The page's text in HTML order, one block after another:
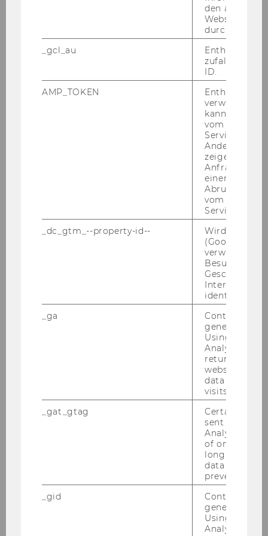
wird.“ Trotz klei­ner Ein­bu­ßen bleibt der Hafen
größ­ten­teils für die Kreuz­fahrt­schif­fe zu­gäng­
„Nicht nur Ve­ne­dig, auch an­de­re Stät­ten des
UNESCO Welt­kul­tur­er­bes, aber auch un­se­re
Natur sind durch der­ar­ti­ge Dy­na­mi­ken in Ge­
fahr“, er­klärt der Stu­di­en­au­tor, „Un­se­re Ana­ly­se
zeigt deut­lich, wie ein­fach große In­dus­trien po­li­
ti­sche Ent­schei­dun­gen be­ein­flus­sen kön­nen,
wenn Po­li­ti­ke­rin­nen und Po­li­ti­ker nicht hun­dert­
pro­zen­tig klare Po­si­tio­nen ver­tre­ten. Bei am­bi­va­
len­ten po­li­ti­schen State­ments und der­ar­ti­gen
‚Kom­pro­mis­sen‘ heißt es auch für die Be­völ­ke­
ZUR STU­DIE
den aktuellen
durch
_gcl_au
Enthält eine
ID.
AMP_TOKEN
Enthält ein
verwendet
kann, um
vom AMP-
Service
Andere
zeigen Opt-
Anfrage im
einen Fehler
Abrufen
vom AMP
Service an.
_dc_gtm_--property-id--
Wird von
(Google Tag
verwendet,
Besucher
Geschlecht
Interessen zu
identifizieren.
_ga
Contains a
generated
Using this
Analytics can
returning
website and
data from
visits.
_gat_gtag
Certain data
sent to
Analytics a
of once per
long as it is
data
prevented.
_gid
Contains a
generated
Using this
Analytics can